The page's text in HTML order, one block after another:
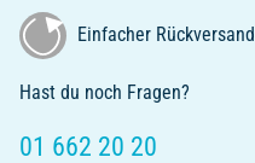
Einfacher Rückversand
Hast du noch Fragen?
01 662 20 20